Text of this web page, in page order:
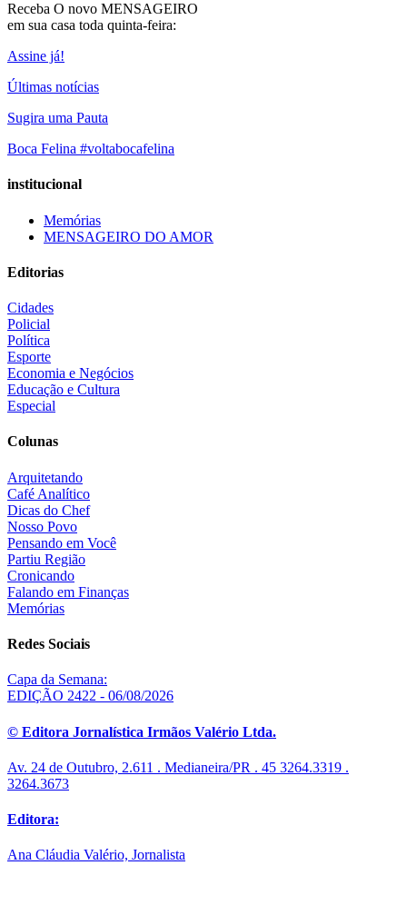
Receba O novo MENSAGEIRO
em sua casa toda quinta-feira:
Assine já!
Últimas notícias
Sugira uma Pauta
Boca Felina #voltabocafelina
institucional
Memórias
MENSAGEIRO DO AMOR
Editorias
Cidades
Policial
Política
Esporte
Economia e Negócios
Educação e Cultura
Especial
Colunas
Arquitetando
Café Analítico
Dicas do Chef
Nosso Povo
Pensando em Você
Partiu Região
Cronicando
Falando em Finanças
Memórias
Redes Sociais
Capa da Semana:
EDIÇÃO 2422 - 06/08/2026
© Editora Jornalística Irmãos Valério Ltda.
Av. 24 de Outubro, 2.611 . Medianeira/PR . 45 3264.3319 .
3264.3673
Editora:
Ana Cláudia Valério, Jornalista